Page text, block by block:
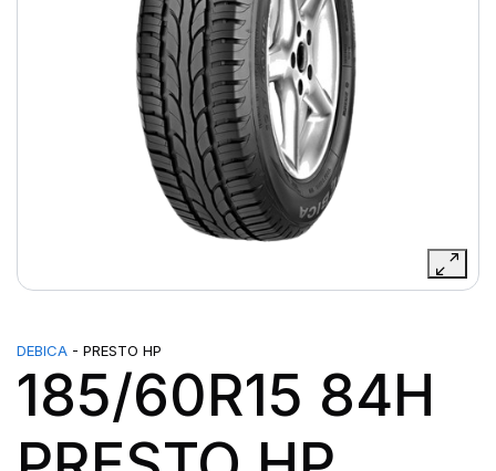
DEBICA - PRESTO HP
185/60R15 84H